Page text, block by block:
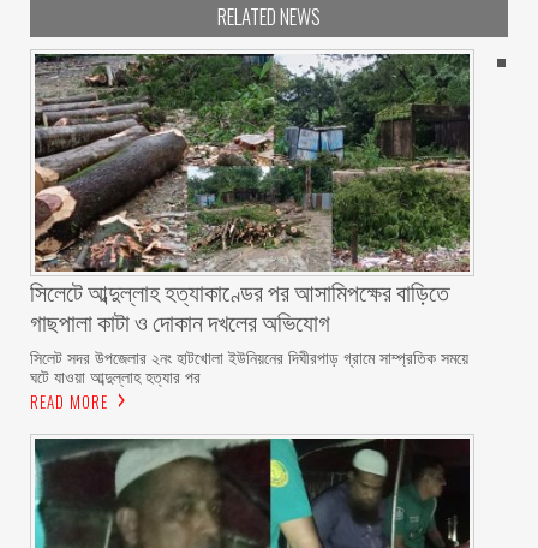
RELATED NEWS
সিলেটে আব্দুল্লাহ হত্যাকাণ্ডের পর আসামিপক্ষের বাড়িতে
গাছপালা কাটা ও দোকান দখলের অভিযোগ
সিলেট সদর উপজেলার ২নং হাটখোলা ইউনিয়নের দিঘীরপাড় গ্রামে সাম্প্রতিক সময়ে
ঘটে যাওয়া আব্দুল্লাহ হত্যার পর
READ MORE